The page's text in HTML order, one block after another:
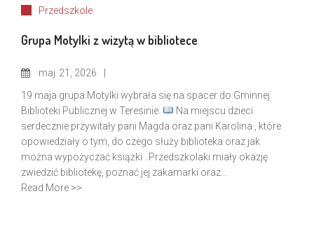
Przedszkole
Grupa Motylki z wizytą w bibliotece
maj 21, 2026
19 maja grupa Motylki wybrała się na spacer do Gminnej
Biblioteki Publicznej w Teresinie.
Na miejscu dzieci
serdecznie przywitały pani Magda oraz pani Karolina , które
opowiedziały o tym, do czego służy biblioteka oraz jak
można wypożyczać książki . Przedszkolaki miały okazję
zwiedzić bibliotekę, poznać jej zakamarki oraz...
Read More >>